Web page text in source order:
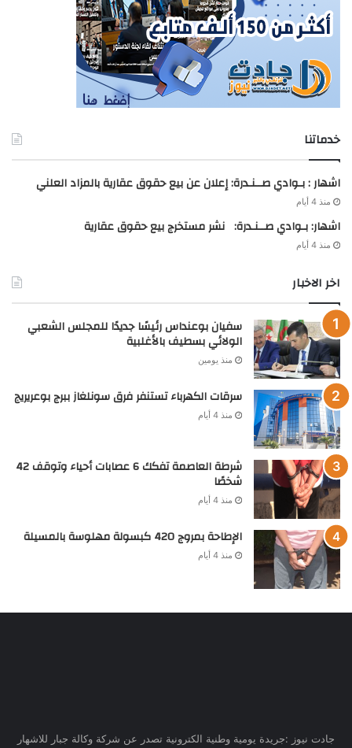
خدماتنا
اشهار : بـوادي صــنـدرة: إعلان عن بيع حقوق عقارية بالمزاد العلني
منذ 4 أيام
اشهار: بـوادي صــنـدرة: نشر مستخرج بيع حقوق عقارية
منذ 4 أيام
اخر الاخبار
سفيان بوعنداس رئيسًا جديدًا للمجلس الشعبي
الولائي بسطيف بالأغلبية
منذ يومين
سرقات الكهرباء تستنفر فرق سونلغاز ببرج بوعريريج
منذ 4 أيام
شرطة العاصمة تفكك 6 عصابات أحياء وتوقف 42
شخصًا
منذ 4 أيام
الإطاحة بمروج 420 كبسولة مهلوسة بالمسيلة
منذ 4 أيام
جادت نيوز :جريدة يومية وطنية الكترونية تصدر عن شركة وكالة جبار للاشهار